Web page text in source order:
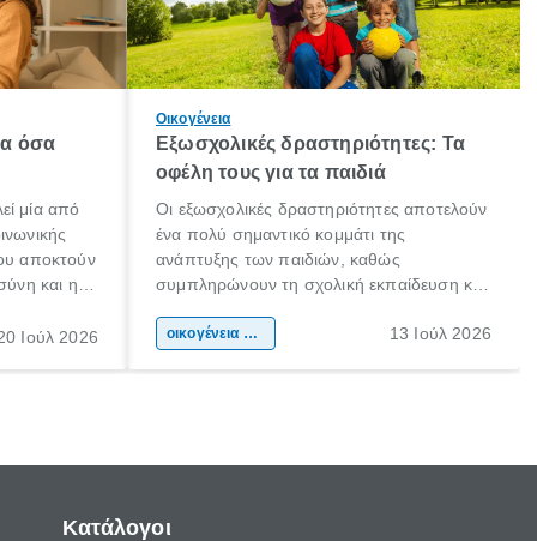
όσα
μία από
αποκτούν
και η
Ιούλ 2026
Οικογένεια
Εξωσχολικές δραστηριότητες: Τα
οφέλη τους για τα παιδιά
Οι εξωσχολικές δραστηριότητες αποτελούν
ένα πολύ σημαντικό κομμάτι της
ανάπτυξης των παιδιών, καθώς
συμπληρώνουν τη σχολική εκπαίδευση και
της προσωπικότητας, της κοινωνικότητας
οικογένεια & παιδί 13 Ιούλ 2026
Κατάλογοι